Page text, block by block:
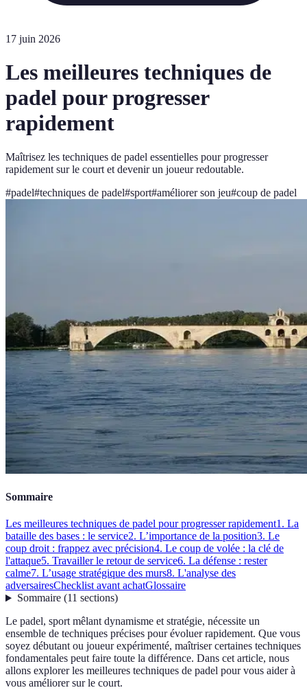
17 juin 2026
Les meilleures techniques de
padel pour progresser
rapidement
Maîtrisez les techniques de padel essentielles pour progresser
rapidement sur le court et devenir un joueur redoutable.
#padel#techniques de padel#sport#améliorer son jeu#coup de padel
Sommaire
Les meilleures techniques de padel pour progresser rapidement1. La
bataille des bases : le service2. L’importance de la position3. Le
coup droit : frappez avec précision4. Le coup de volée : la clé de
l'attaque5. Travailler le retour de service6. La défense : rester
calme7. L’usage stratégique des murs8. L'analyse des
adversairesChecklist avant achatGlossaire
Sommaire(11 sections)
Le padel, sport mêlant dynamisme et stratégie, nécessite un
ensemble de techniques précises pour évoluer rapidement. Que vous
soyez débutant ou joueur expérimenté, maîtriser certaines techniques
fondamentales peut faire toute la différence. Dans cet article, nous
allons explorer les meilleures techniques de padel pour vous aider à
vous améliorer sur le court.